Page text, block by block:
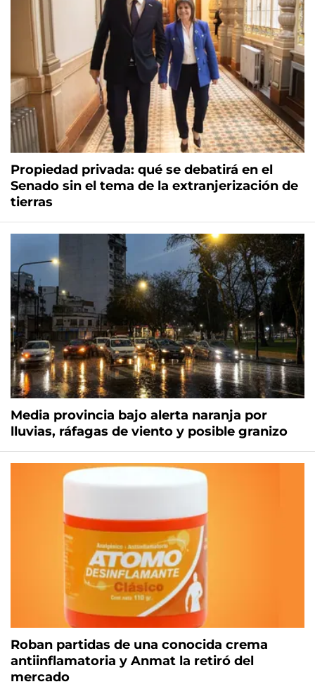
Propiedad privada: qué se debatirá en el
Senado sin el tema de la extranjerización de
tierras
Media provincia bajo alerta naranja por
lluvias, ráfagas de viento y posible granizo
Roban partidas de una conocida crema
antiinflamatoria y Anmat la retiró del
mercado